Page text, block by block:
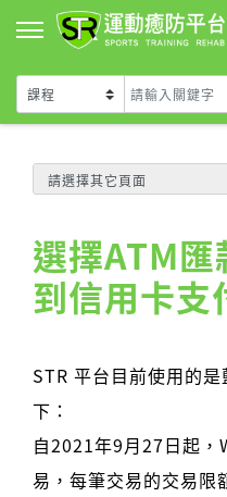
選擇ATM
到信用卡支
STR 平台目前使用的
下：
自2021年9月27日起，
易，每筆交易的交易限